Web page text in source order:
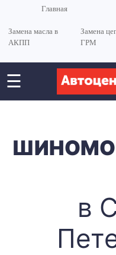
Главная
Замена масла в
АКПП
Замена
ГРМ
☰
в